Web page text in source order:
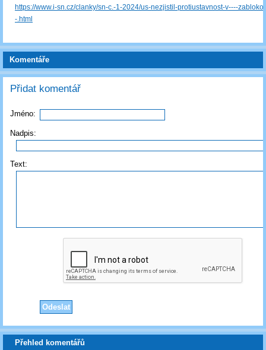
https://www.i-sn.cz/clanky/sn-c.-1-2024/us-nezjistil-protiustavnost-v----
-.html
Komentáře
Přidat komentář
Jméno:
Nadpis:
Text:
Přehled komentářů